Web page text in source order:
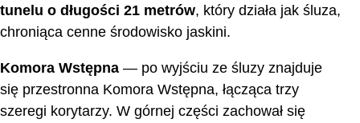
tunelu o długości 21 metrów, który działa jak śluza,
chroniąca cenne środowisko jaskini.
Komora Wstępna — po wyjściu ze śluzy znajduje
się przestronna Komora Wstępna, łącząca trzy
szeregi korytarzy. W górnej części zachował się